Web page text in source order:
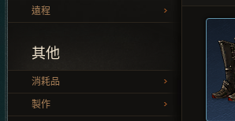
遠程
其他
消耗品
製作